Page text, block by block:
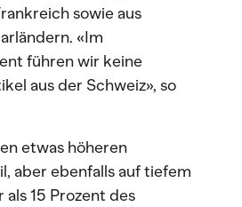
sowie aus
«Im
führen wir keine
aus der Schweiz», so
etwas höheren
aber ebenfalls auf tiefem
als 15 Prozent des